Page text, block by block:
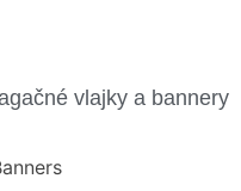
vlajky a bannery